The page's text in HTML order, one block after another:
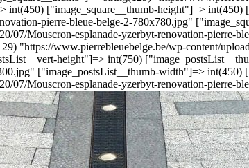
["image_square__thumb-height"]=>
pierre-bleue-belge-2-780x780.jpg"
07/Mouscron-esplanade-yzerbyt-renovation-
"https://www.pierrebleuebelge.be/wp-content/
height"]=> int(750)
["image_postsList__thumb-width"]=>
07/Mouscron-esplanade-yzerbyt-renovation-